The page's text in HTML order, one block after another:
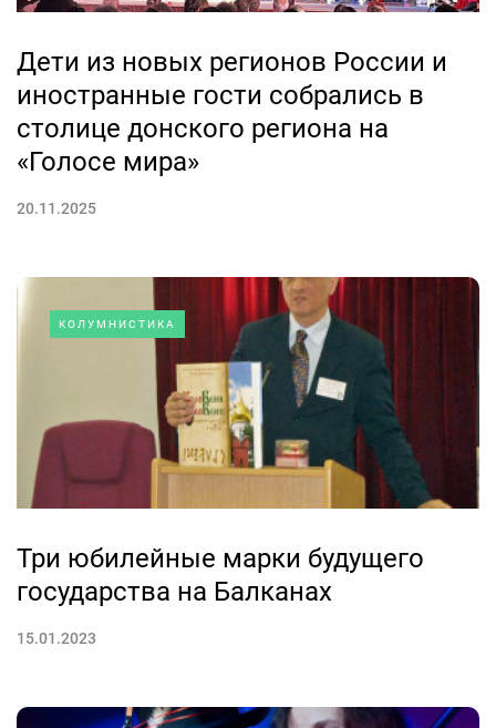
Дети из новых регионов России и
иностранные гости собрались в
столице донского региона на
«Голосе мира»
20.11.2025
КОЛУМНИСТИКА
Три юбилейные марки будущего
государства на Балканах
15.01.2023